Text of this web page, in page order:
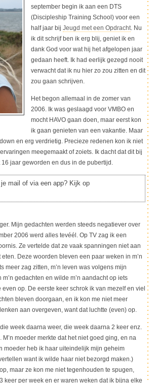
september begin ik aan een DTS
(Discipleship Training School) voor een
half jaar bij Jeugd met een Opdracht. Nu
ik dit schrijf ben ik erg blij, geniet ik en
dank God voor wat hij het afgelopen jaar
gedaan heeft. Ik had eerlijk gezegd nooit
verwacht dat ik nu hier zo zou zitten en dit
zou gaan schrijven.
Het begon allemaal in de zomer van
2006. Ik was geslaagd voor VMBO en
mocht HAVO gaan doen, maar eerst kon
ik gaan genieten van een vakantie. Maar
en erg verdrietig. Precieze redenen kon ik niet
meegemaakt of zoiets. Ik dacht dat dit bij
jaar geworden en dus in de pubertijd.
mail of via een app? Kijk op
Mijn gedachten werden steeds negatiever over
2006 werd alles tevéél. Op TV zag ik een
Ze vertelde dat ze vaak spanningen niet aan
Deze woorden bleven een paar weken in m’n
meer zag zitten, m’n leven was volgens mijn
gedachten en wilde m’n aandacht op iets
op. De eerste keer schrok ik van mezelf en viel
bleven doorgaan, en ik kon me niet meer
aan overgeven, want dat luchtte (even) op.
week daarna weer, die week daarna 2 keer enz.
moeder merkte dat het niet goed ging, en na
moeder heb ik haar uiteindelijk mijn geheim
want ik wilde haar niet bezorgd maken.)
maar ze kon me niet tegenhouden te spugen,
keer per week en er waren weken dat ik bijna elke